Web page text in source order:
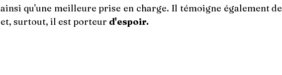
ainsi qu'une meilleure prise en charge. Il témoigne également
et, surtout, il est porteur d'espoir.